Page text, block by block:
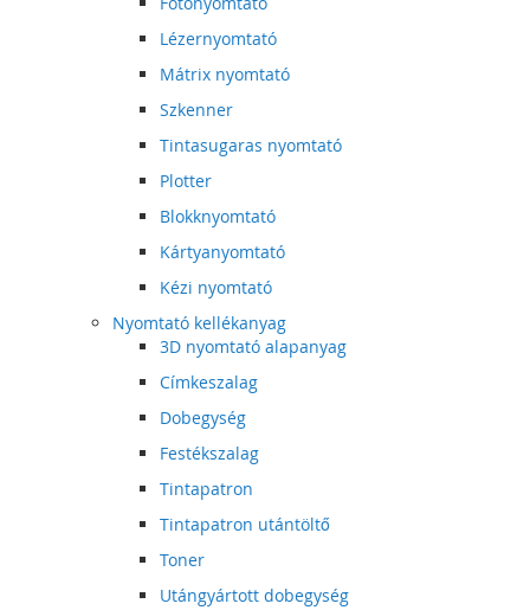
Lézernyomtató
Mátrix nyomtató
Szkenner
Tintasugaras nyomtató
Plotter
Blokknyomtató
Kártyanyomtató
Kézi nyomtató
Nyomtató kellékanyag
3D nyomtató alapanyag
Címkeszalag
Dobegység
Festékszalag
Tintapatron
Tintapatron utántöltő
Toner
Utángyártott dobegység